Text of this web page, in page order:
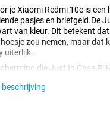
je Xiaomi Redmi 10c is
pasjes en briefgeld.De
van kleur. Dit betekent
zou nemen, maar dat
uiterlijk.
die Just In Case
je tegelijkertijd een leuke
beschrijving